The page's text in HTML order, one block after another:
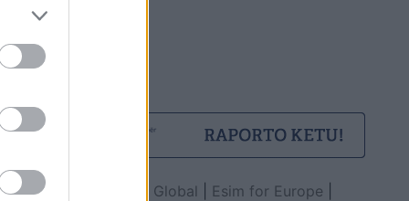
Esim for Global Esim for Europe